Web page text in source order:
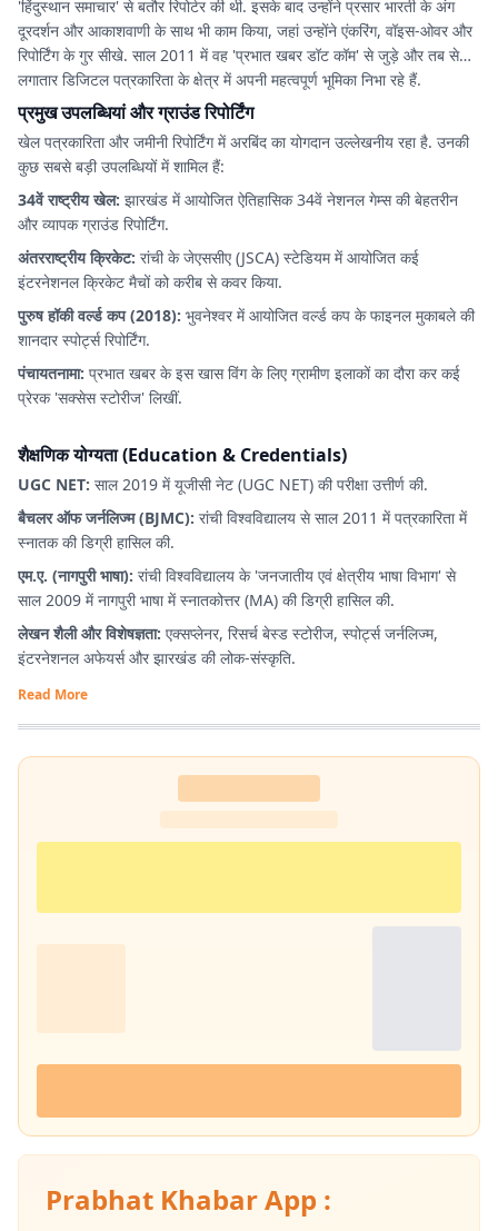
'हिंदुस्थान समाचार' से बतौर रिपोर्टर की थी. इसके बाद उन्होंने प्रसार भारती के अंग
दूरदर्शन और आकाशवाणी के साथ भी काम किया, जहां उन्होंने एंकरिंग, वॉइस-ओवर और
रिपोर्टिंग के गुर सीखे. साल 2011 में वह 'प्रभात खबर डॉट कॉम' से जुड़े और तब से
लगातार डिजिटल पत्रकारिता के क्षेत्र में अपनी महत्वपूर्ण भूमिका निभा रहे हैं.
प्रमुख उपलब्धियां और ग्राउंड रिपोर्टिंग
खेल पत्रकारिता और जमीनी रिपोर्टिंग में अरबिंद का योगदान उल्लेखनीय रहा है. उनकी
कुछ सबसे बड़ी उपलब्धियों में शामिल हैं:
34वें राष्ट्रीय खेल: झारखंड में आयोजित ऐतिहासिक 34वें नेशनल गेम्स की बेहतरीन
और व्यापक ग्राउंड रिपोर्टिंग.
अंतरराष्ट्रीय क्रिकेट: रांची के जेएससीए (JSCA) स्टेडियम में आयोजित कई
इंटरनेशनल क्रिकेट मैचों को करीब से कवर किया.
पुरुष हॉकी वर्ल्ड कप (2018): भुवनेश्वर में आयोजित वर्ल्ड कप के फाइनल मुकाबले की
शानदार स्पोर्ट्स रिपोर्टिंग.
पंचायतनामा: प्रभात खबर के इस खास विंग के लिए ग्रामीण इलाकों का दौरा कर कई
प्रेरक 'सक्सेस स्टोरीज' लिखीं.
शैक्षणिक योग्यता (Education & Credentials)
UGC NET: साल 2019 में यूजीसी नेट (UGC NET) की परीक्षा उत्तीर्ण की.
बैचलर ऑफ जर्नलिज्म (BJMC): रांची विश्वविद्यालय से साल 2011 में पत्रकारिता में
स्नातक की डिग्री हासिल की.
एम.ए. (नागपुरी भाषा): रांची विश्वविद्यालय के 'जनजातीय एवं क्षेत्रीय भाषा विभाग' से
साल 2009 में नागपुरी भाषा में स्नातकोत्तर (MA) की डिग्री हासिल की.
लेखन शैली और विशेषज्ञता: एक्सप्लेनर, रिसर्च बेस्ड स्टोरीज, स्पोर्ट्स जर्नलिज्म,
इंटरनेशनल अफेयर्स और झारखंड की लोक-संस्कृति.
Read More
Prabhat Khabar App :